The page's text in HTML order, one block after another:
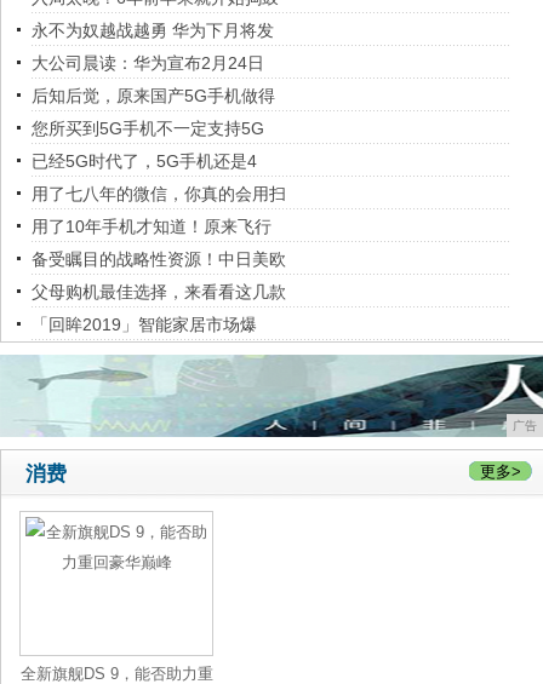
永不为奴越战越勇 华为下月将发
大公司晨读：华为宣布2月24日
后知后觉，原来国产5G手机做得
您所买到5G手机不一定支持5G
已经5G时代了，5G手机还是4
用了七八年的微信，你真的会用扫
用了10年手机才知道！原来飞行
备受瞩目的战略性资源！中日美欧
父母购机最佳选择，来看看这几款
「回眸2019」智能家居市场爆
广告
消费 更多>
全新旗舰DS 9，能否助力重